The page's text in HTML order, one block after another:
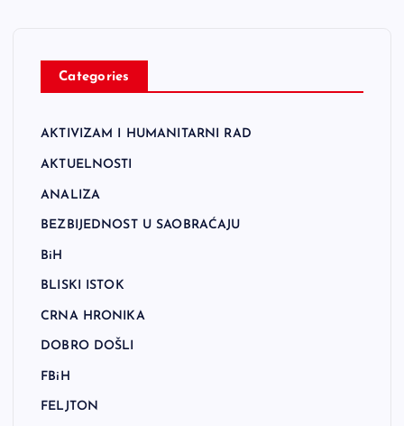
Categories
AKTIVIZAM I HUMANITARNI RAD
AKTUELNOSTI
ANALIZA
BEZBIJEDNOST U SAOBRAĆAJU
BiH
BLISKI ISTOK
CRNA HRONIKA
DOBRO DOŠLI
FBiH
FELJTON